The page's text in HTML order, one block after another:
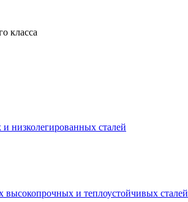
класса
низколегированных сталей
и теплоустойчивых сталей